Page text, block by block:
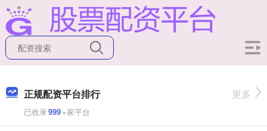
正规配资平台排行
已收录999+家平台
更多